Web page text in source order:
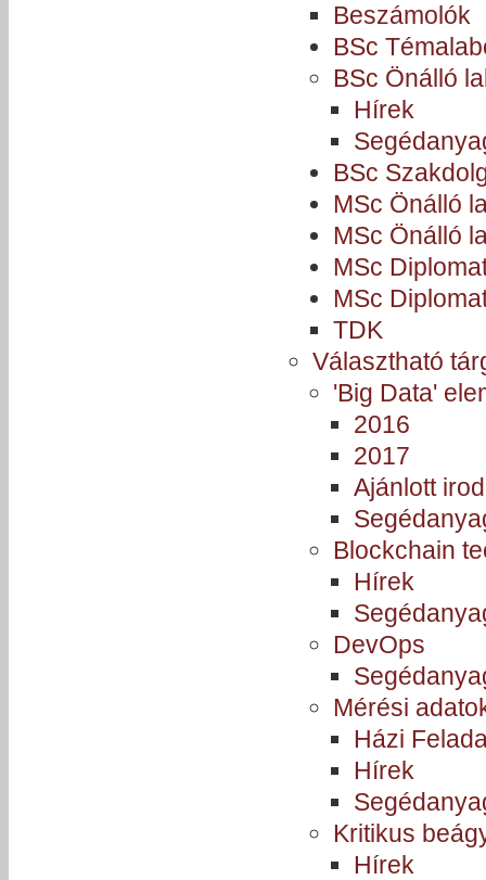
Beszámolók
BSc
BSc Önálló
Hírek
BSc
MSc Önálló
MSc Önálló
MSc
MSc
TDK
Választható
'Big Data'
2016
2017
Ajánlott
Blockchain
Hírek
DevOps
Mérési
Házi
Hírek
Kritikus
Hírek